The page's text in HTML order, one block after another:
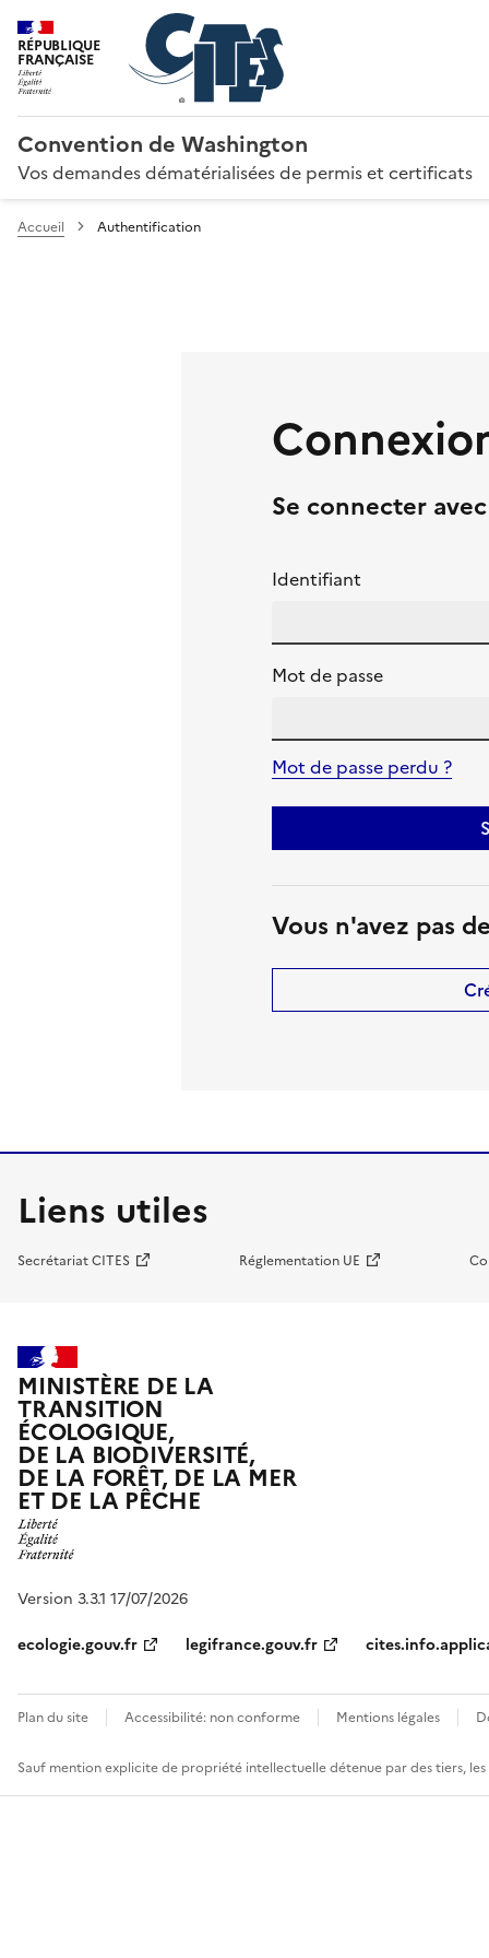
RÉPUBLIQUE
FRANÇAISE
Convention de Washington
Vos demandes dématérialisées de permis et certificats
Accueil Authentification
Se connecter
Identifiant
Mot de passe
Mot de passe perdu ?
Vous n'avez pas
Liens utiles
Secrétariat CITES Réglementation UE
MINISTÈRE DE LA
TRANSITION
ÉCOLOGIQUE,
DE LA BIODIVERSITÉ,
DE LA FORÊT, DE LA MER
ET DE LA PÊCHE
Version 3.3.1 17/07/2026
ecologie.gouv.fr
legifrance.gouv.fr
Plan du site Accessibilité: non conforme Mentions légales
Sauf mention explicite de propriété intellectuelle détenue par des tiers,